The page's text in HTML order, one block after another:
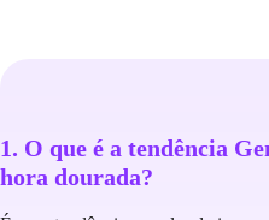
1. O que é a tendência
hora dourada?